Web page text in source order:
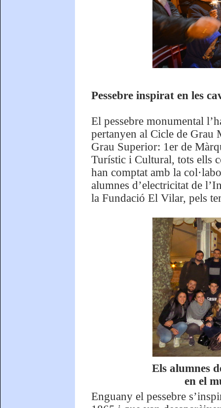
Pessebre inspirat en les
El pessebre monumental
pertanyen al Cicle de Grau
Grau Superior: 1er de
Turístic i Cultural, tots ells
han comptat amb la
alumnes d’electricitat de
la Fundació El Vilar, pels
Els alumnes
en el
Enguany el pessebre